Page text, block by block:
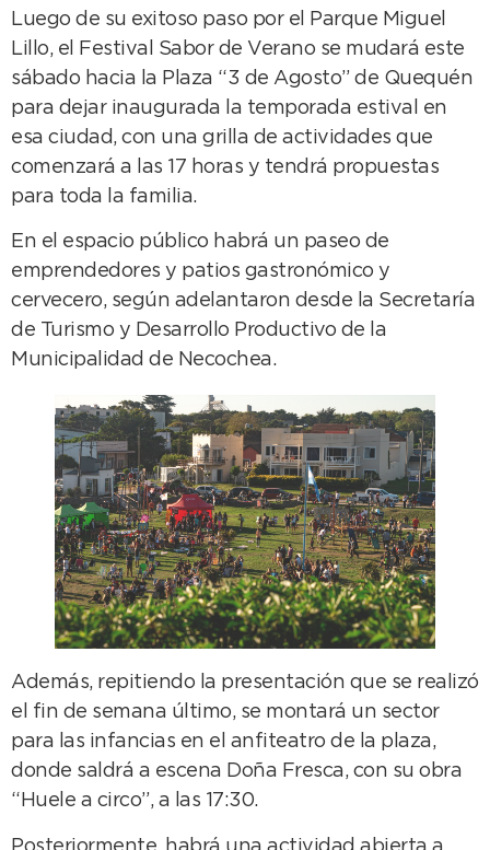
Luego de su exitoso paso por el Parque Miguel
Lillo, el Festival Sabor de Verano se mudará este
sábado hacia la Plaza “3 de Agosto” de Quequén
para dejar inaugurada la temporada estival en
esa ciudad, con una grilla de actividades que
comenzará a las 17 horas y tendrá propuestas
para toda la familia.
En el espacio público habrá un paseo de
emprendedores y patios gastronómico y
cervecero, según adelantaron desde la Secretaría
de Turismo y Desarrollo Productivo de la
Municipalidad de Necochea.
Además, repitiendo la presentación que se realizó
el fin de semana último, se montará un sector
para las infancias en el anfiteatro de la plaza,
donde saldrá a escena Doña Fresca, con su obra
“Huele a circo”, a las 17:30.
Posteriormente, habrá una actividad abierta a